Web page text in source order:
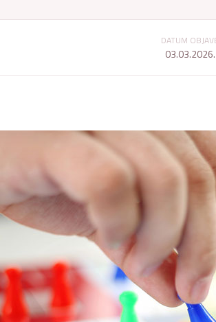
DATUM
03.03.2026.